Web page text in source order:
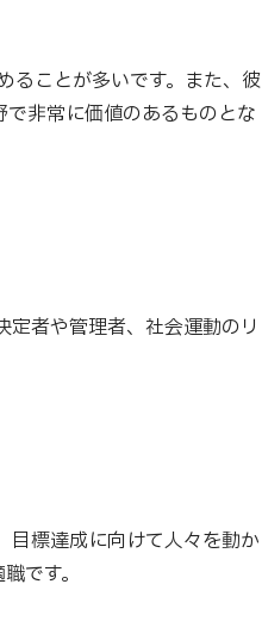
ることが多いです。また、彼
非常に価値のあるものとな
者や管理者、社会運動のリ
目標達成に向けて人々を動か
です。